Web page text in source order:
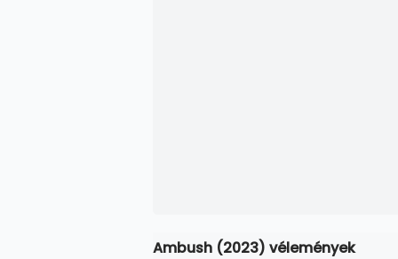
Ambush (2023) vélemények